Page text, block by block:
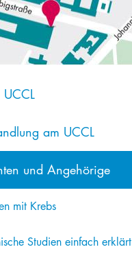
am UCCL
und Angehörige
mit Krebs
Studien einfach erklärt